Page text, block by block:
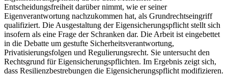
Entscheidungsfreiheit darüber nimmt, wie er seiner
Eigenverantwortung nachzukommen hat, als Grundrechtseingriff
qualifiziert. Die Ausgestaltung der Eigensicherungspflicht stellt sich
insofern als eine Frage der Schranken dar. Die Arbeit ist eingebettet
in die Debatte um gestufte Sicherheitsverantwortung,
Privatisierungsfolgen und Regulierungsrecht. Sie untersucht den
Rechtsgrund für Eigensicherungspflichten. Im Ergebnis zeigt sich,
dass Resilienzbestrebungen die Eigensicherungspflicht modifizieren.